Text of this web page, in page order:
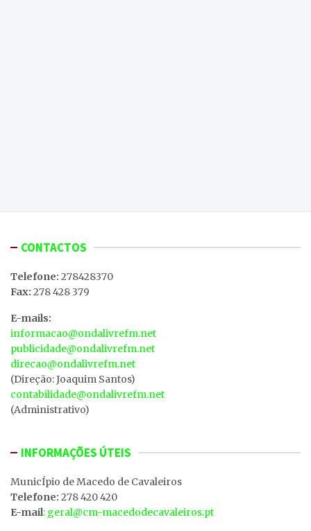
CONTACTOS
Telefone: 278428370
Fax: 278 428 379
E-mails:
informacao@ondalivrefm.net
publicidade@ondalivrefm.net
direcao@ondalivrefm.net
(Direção: Joaquim Santos)
contabilidade@ondalivrefm.net
(Administrativo)
INFORMAÇÕES ÚTEIS
MunicÍpio de Macedo de Cavaleiros
Telefone: 278 420 420
E-mail: geral@cm-macedodecavaleiros.pt